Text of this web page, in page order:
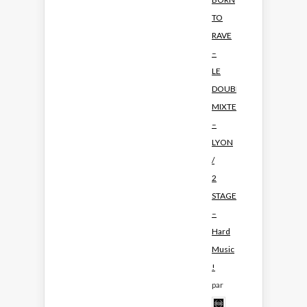
TO
RAVE
–
LE
DOUBLE
MIXTE
–
LYON
/
2
STAGES
–
Hard
Music
!
par